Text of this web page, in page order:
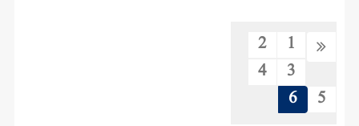
1
2
3
4
5
6